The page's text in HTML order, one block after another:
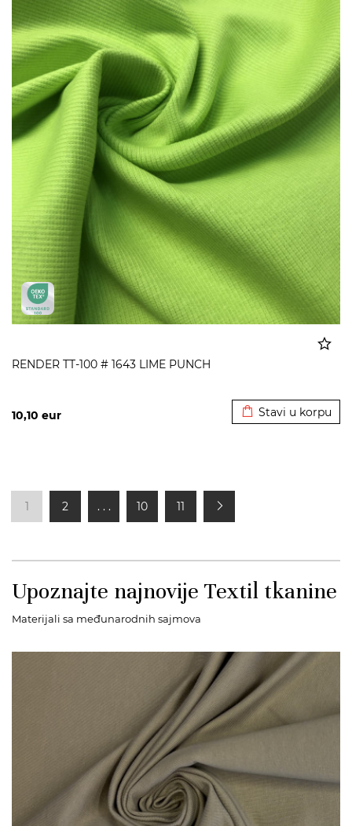
RENDER TT-100 # 1643 LIME PUNCH
10,10 eur Stavi u korpu
1 2 . . . 10 11
Upoznajte najnovije Textil tkanine
Materijali sa međunarodnih sajmova